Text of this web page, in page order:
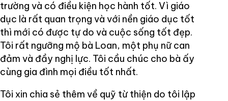
trường và có điều kiện học hành tốt. Vì giáo
dục là rất quan trọng và với nền giáo dục tốt
thì mới có được tự do và cuộc sống tốt đẹp.
Tôi rất ngưỡng mộ bà Loan, một phụ nữ can
đảm và đầy nghị lực. Tôi cầu chúc cho bà ấy
cùng gia đình mọi điều tốt nhất.
Tôi xin chia sẻ thêm về quỹ từ thiện do tôi lập